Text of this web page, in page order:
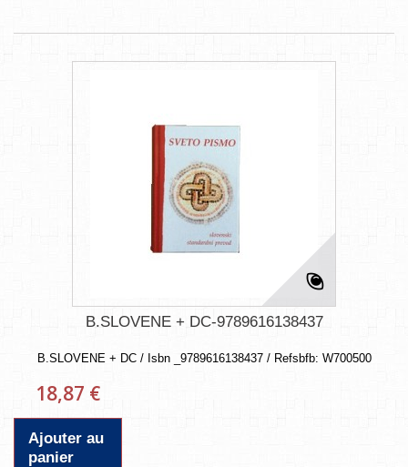
B.SLOVENE + DC-9789616138437
B.SLOVENE + DC / Isbn _9789616138437 / Refsbfb: W700500
18,87 €
Ajouter au
panier